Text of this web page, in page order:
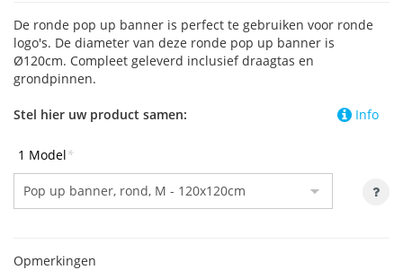
De ronde pop up banner is perfect te gebruiken voor ronde
logo's. De diameter van deze ronde pop up banner is
Ø120cm. Compleet geleverd inclusief draagtas en
grondpinnen.
Info
Stel hier uw product samen:
1 Model*
Opmerkingen